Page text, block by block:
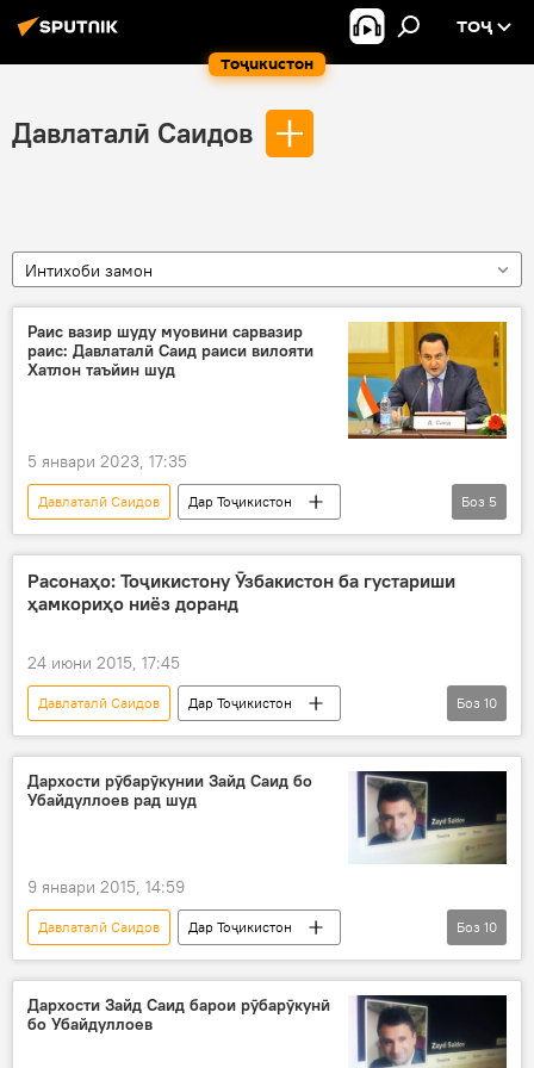
Тоҷикистон
ТОҶ
Давлаталӣ Саидов
Интихоби замон
Раис вазир шуду муовини сарвазир
раис: Давлаталӣ Саид раиси вилояти
Хатлон таъйин шуд
5 январи 2023, 17:35
Давлаталӣ Саидов
Дар Тоҷикистон
Қурбон Ҳакимзода
таъйин
раис
Хатлон
тағйироти кадрӣ
Боз 5
Расонаҳо: Тоҷикистону Ӯзбакистон ба густариши
ҳамкориҳо ниёз доранд
24 июни 2015, 17:45
Давлаталӣ Саидов
Дар Тоҷикистон
Осиёи Марказӣ
Дар ҷаҳон
Сиёсат
Ҳамаи хабарҳо
Ӯзбакистон
Рустам Азимов
Боз 10
Дархости рӯбарӯкунии Зайд Саид бо
Убайдуллоев рад шуд
9 январи 2015, 14:59
Давлаталӣ Саидов
Дар Тоҷикистон
Иҷтимоъ
Таҳқиқ
Ҳамаи хабарҳо
Зайд Саидов
Исҳоқ Табаров
Маҳмадсаид Убайдуллоев
Боз 10
Дархости Зайд Саид барои рӯбарӯкунӣ
бо Убайдуллоев